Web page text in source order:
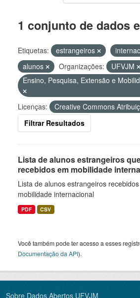
1 conjunto de dados
Etiquetas: estrangeiros
alunos
Organizações: UFVJM
Ensino, Pesquisa, Extensão e
Licenças:
Creative Commons
Filtrar Resultados
Lista de alunos estrangeiros
recebidos em mobilidade
Lista de alunos estrangeiros
mobilidade internacional
PDF CSV
Você também pode ter acesso a esses
Documentação da API).
Sobre Dados Abertos UFVJM